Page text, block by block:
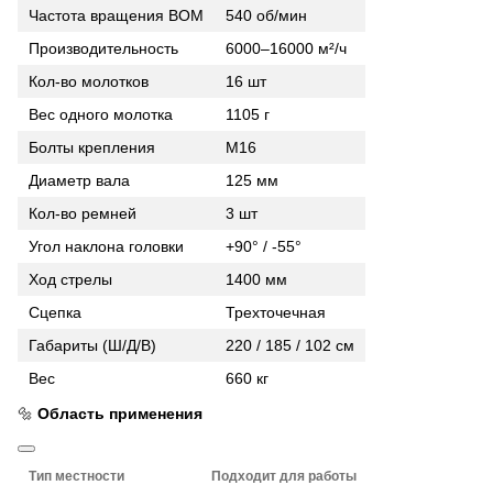
Частота вращения ВОМ
540 об/мин
Производительность
6000–16000 м²/ч
Кол-во молотков
16 шт
Вес одного молотка
1105 г
Болты крепления
M16
Диаметр вала
125 мм
Кол-во ремней
3 шт
Угол наклона головки
+90° / -55°
Ход стрелы
1400 мм
Сцепка
Трехточечная
Габариты (Ш/Д/В)
220 / 185 / 102 см
Вес
660 кг
🔩 Область применения
Тип местности Подходит для работы